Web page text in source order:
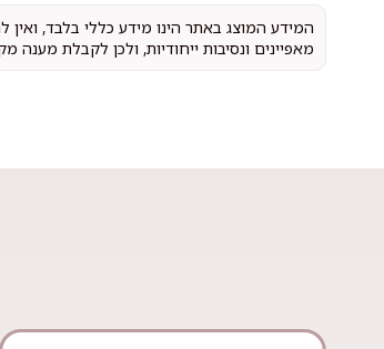
המידע המוצג באתר הינו מידע כללי בלבד,
מאפיינים ונסיבות ייחודיות, ולכן לקבלת